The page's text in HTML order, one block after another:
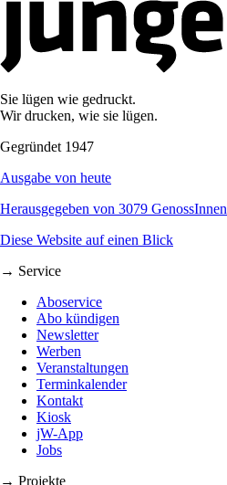
Sie lügen wie gedruckt.
Wir drucken, wie sie lügen.
Gegründet 1947
Ausgabe von heute
Herausgegeben von 3079 GenossInnen
Diese Website auf einen Blick
→ Service
Aboservice
Abo kündigen
Newsletter
Werben
Veranstaltungen
Terminkalender
Kontakt
Kiosk
jW-App
Jobs
→ Projekte